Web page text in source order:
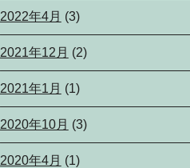
2022年4月 (3)
2021年12月 (2)
2021年1月 (1)
2020年10月 (3)
2020年4月 (1)